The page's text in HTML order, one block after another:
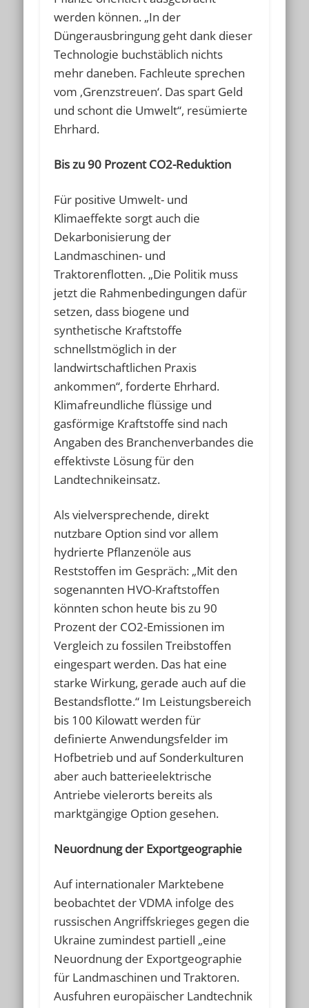
werden können. „In der
Düngerausbringung geht dank dieser
Technologie buchstäblich nichts
mehr daneben. Fachleute sprechen
vom ‚Grenzstreuen‘. Das spart Geld
und schont die Umwelt“, resümierte
Ehrhard.
Bis zu 90 Prozent CO2-Reduktion
Für positive Umwelt- und
Klimaeffekte sorgt auch die
Dekarbonisierung der
Landmaschinen- und
Traktorenflotten. „Die Politik muss
jetzt die Rahmenbedingungen dafür
setzen, dass biogene und
synthetische Kraftstoffe
schnellstmöglich in der
landwirtschaftlichen Praxis
ankommen“, forderte Ehrhard.
Klimafreundliche flüssige und
gasförmige Kraftstoffe sind nach
Angaben des Branchenverbandes die
effektivste Lösung für den
Landtechnikeinsatz.
Als vielversprechende, direkt
nutzbare Option sind vor allem
hydrierte Pflanzenöle aus
Reststoffen im Gespräch: „Mit den
sogenannten HVO-Kraftstoffen
könnten schon heute bis zu 90
Prozent der CO2-Emissionen im
Vergleich zu fossilen Treibstoffen
eingespart werden. Das hat eine
starke Wirkung, gerade auch auf die
Bestandsflotte.“ Im Leistungsbereich
bis 100 Kilowatt werden für
definierte Anwendungsfelder im
Hofbetrieb und auf Sonderkulturen
aber auch batterieelektrische
Antriebe vielerorts bereits als
marktgängige Option gesehen.
Neuordnung der Exportgeographie
Auf internationaler Marktebene
beobachtet der VDMA infolge des
russischen Angriffskrieges gegen die
Ukraine zumindest partiell „eine
Neuordnung der Exportgeographie
für Landmaschinen und Traktoren.
Ausfuhren europäischer Landtechnik